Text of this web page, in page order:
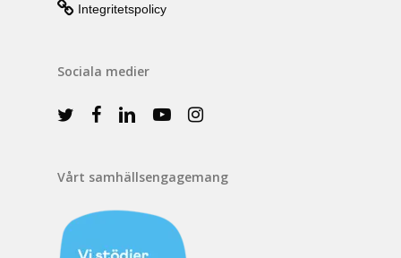
Integritetspolicy
Sociala medier
Vårt samhällsengagemang